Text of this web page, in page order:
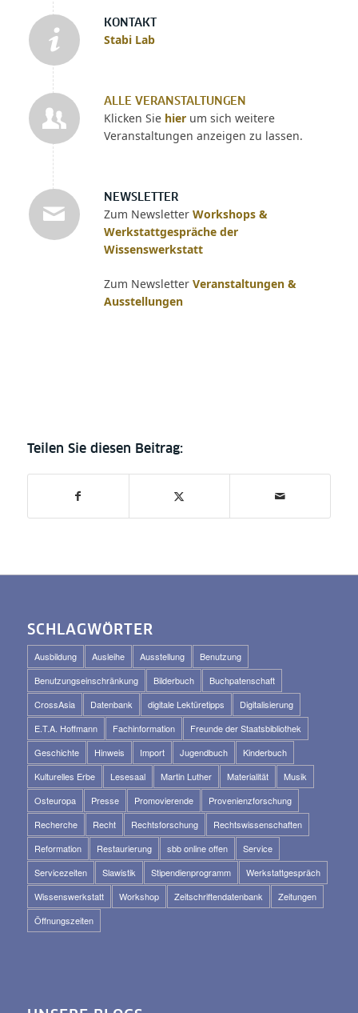
KONTAKT
Stabi Lab
ALLE VERANSTALTUNGEN
Klicken Sie hierum sich weitere
Veranstaltungen anzeigen zu lassen.
NEWSLETTER
Zum Newsletter Workshops &
Werkstattgespräche der
Wissenswerkstatt
Zum Newsletter Veranstaltungen &
Ausstellungen
SCHLAGWÖRTER
Ausbildung Ausleihe Ausstellung
Benutzung
Benutzungseinschränkung
Bilderbuch
Buchpatenschaft
CrossAsia
Datenbank digitale Lektüretipps
Digitalisierung
E.T.A. Hoffmann
Fachinformation
Freunde der Staatsbibliothek
Geschichte
Hinweis Import Jugendbuch
Kinderbuch
Kulturelles Erbe
Lesesaal Martin Luther Materialität
Musik
Osteuropa
Presse Promovierende
Provenienzforschung
Recherche
Recht Rechtsforschung
Rechtswissenschaften
Reformation
Restaurierung sbb online offen
Service
Servicezeiten
Slawistik Stipendienprogramm
Werkstattgespräch
Wissenswerkstatt
Workshop Zeitschriftendatenbank
Zeitungen
Öffnungszeiten